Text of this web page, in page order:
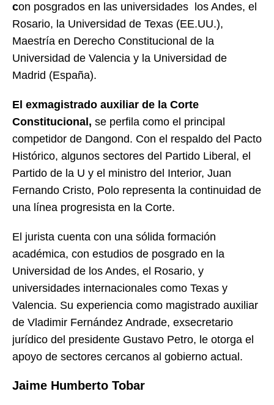
con posgrados en las universidades los Andes, el
Rosario, la Universidad de Texas (EE.UU.),
Maestría en Derecho Constitucional de la
Universidad de Valencia y la Universidad de
Madrid (España).
El exmagistrado auxiliar de la Corte
Constitucional, se perfila como el principal
competidor de Dangond. Con el respaldo del Pacto
Histórico, algunos sectores del Partido Liberal, el
Partido de la U y el ministro del Interior, Juan
Fernando Cristo, Polo representa la continuidad de
una línea progresista en la Corte.
El jurista cuenta con una sólida formación
académica, con estudios de posgrado en la
Universidad de los Andes, el Rosario, y
universidades internacionales como Texas y
Valencia. Su experiencia como magistrado auxiliar
de Vladimir Fernández Andrade, exsecretario
jurídico del presidente Gustavo Petro, le otorga el
apoyo de sectores cercanos al gobierno actual.
Jaime Humberto Tobar